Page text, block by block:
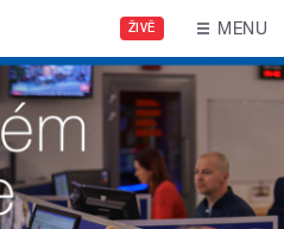
ŽIVĚ MENU